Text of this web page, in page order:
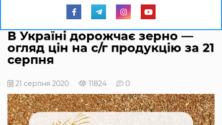
В Україні дорожчає зерно —
огляд цін на с/г продукцію за 21
серпня
21 серпня 2020 11824 0